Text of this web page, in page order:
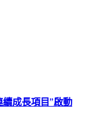
成長項目”啟動